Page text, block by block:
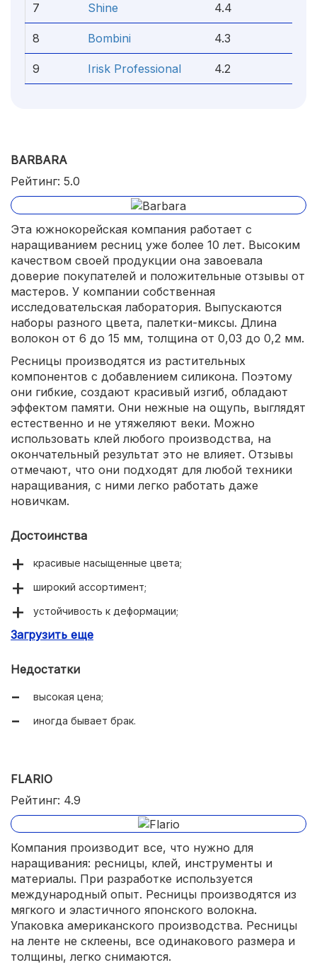
7 Shine 4.4
8 Bombini 4.3
9 Irisk Professional 4.2
BARBARA
Рейтинг: 5.0
Эта южнокорейская компания работает с
наращиванием ресниц уже более 10 лет. Высоким
качеством своей продукции она завоевала
доверие покупателей и положительные отзывы от
мастеров. У компании собственная
исследовательская лаборатория. Выпускаются
наборы разного цвета, палетки-миксы. Длина
волокон от 6 до 15 мм, толщина от 0,03 до 0,2 мм.
Ресницы производятся из растительных
компонентов с добавлением силикона. Поэтому
они гибкие, создают красивый изгиб, обладают
эффектом памяти. Они нежные на ощупь, выглядят
естественно и не утяжеляют веки. Можно
использовать клей любого производства, на
окончательный результат это не влияет. Отзывы
отмечают, что они подходят для любой техники
наращивания, с ними легко работать даже
новичкам.
Достоинства
красивые насыщенные цвета;
широкий ассортимент;
устойчивость к деформации;
не выгорают;
Загрузить еще
Недостатки
высокая цена;
иногда бывает брак.
FLARIO
Рейтинг: 4.9
Компания производит все, что нужно для
наращивания: ресницы, клей, инструменты и
материалы. При разработке используется
международный опыт. Ресницы производятся из
мягкого и эластичного японского волокна.
Упаковка американского производства. Ресницы
на ленте не склеены, все одинакового размера и
толщины, легко снимаются.